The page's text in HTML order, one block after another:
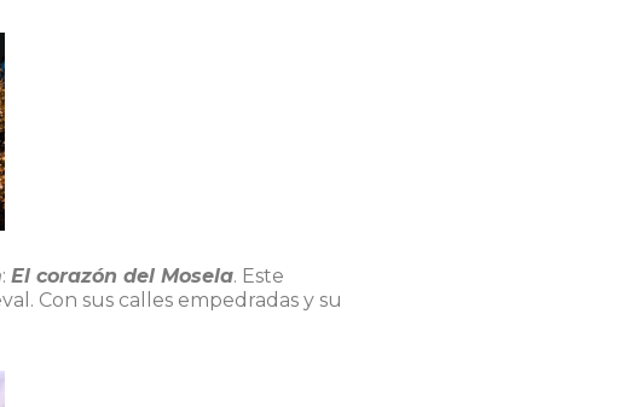
: El corazón del Mosela. Este
Con sus calles empedradas y su